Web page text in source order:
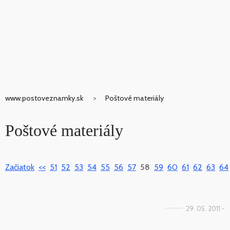
www.postoveznamky.sk Poštové materiály
Poštové materiály
Začiatok << 51 52 53 54 55 56 57 58 59 60 61 62 63 64
29. 05. 2011 -